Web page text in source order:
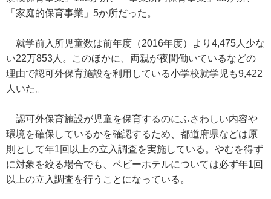
「家庭的保育事業」5か所だった。
就学前入所児童数は前年度（2016年度）より4,475人少な
い22万853人。このほかに、両親が夜間働いているなどの
理由で認可外保育施設を利用している小学校就学児も9,422
人いた。
認可外保育施設が児童を保育するのにふさわしい内容や
環境を確保しているかを確認するため、都道府県などは原
則として年1回以上の立入調査を実施している。やむを得ず
に対象を絞る場合でも、ベビーホテルについては必ず年1回
以上の立入調査を行うことになっている。